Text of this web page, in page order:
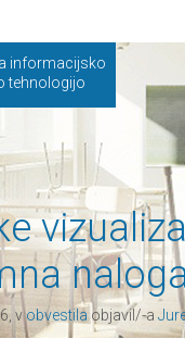
informacijsko
tehnologijo
vobvestila objavil/-a